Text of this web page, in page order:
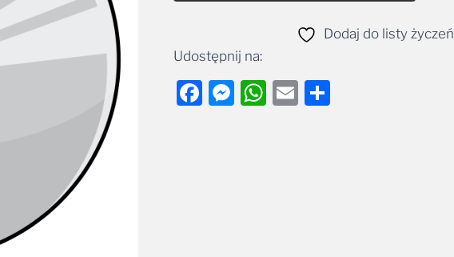
Dodaj do listy życzeń
Udostępnij na:
Facebook
Messenger
WhatsApp
EmailShare